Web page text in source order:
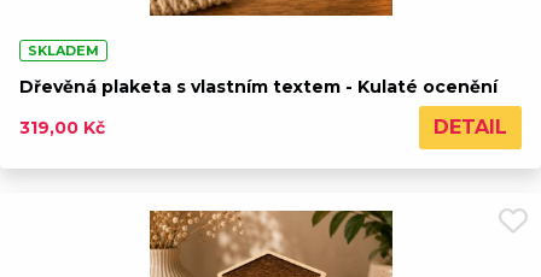
SKLADEM
Dřevěná plaketa s vlastním textem - Kulaté ocenění
319,00 Kč
DETAIL